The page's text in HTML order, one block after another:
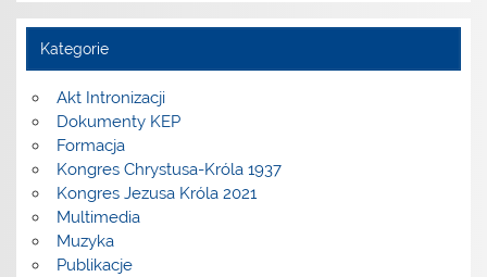
Kategorie
Akt Intronizacji
Dokumenty KEP
Formacja
Kongres Chrystusa-Króla 1937
Kongres Jezusa Króla 2021
Multimedia
Muzyka
Publikacje